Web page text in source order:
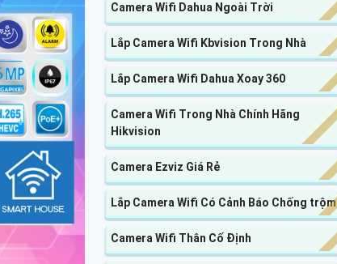
Camera Wifi Dahua Ngoài Trời
Lắp Camera Wifi Kbvision Trong Nhà
Lắp Camera Wifi Dahua Xoay 360
Camera Wifi Trong Nhà Chính Hãng
Hikvision
Camera Ezviz Giá Rẻ
Lắp Camera Wifi Có Cảnh Báo Chống trộm
Camera Wifi Thân Cố Định